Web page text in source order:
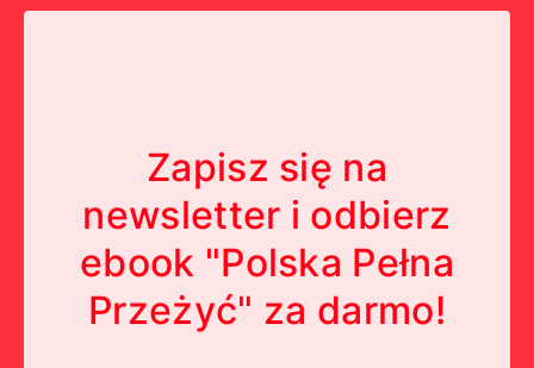
Zapisz się na
newsletter i odbierz
ebook "Polska Pełna
Przeżyć" za darmo!